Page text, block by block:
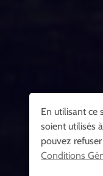
En utilisant ce
soient utilisés
pouvez
Conditions